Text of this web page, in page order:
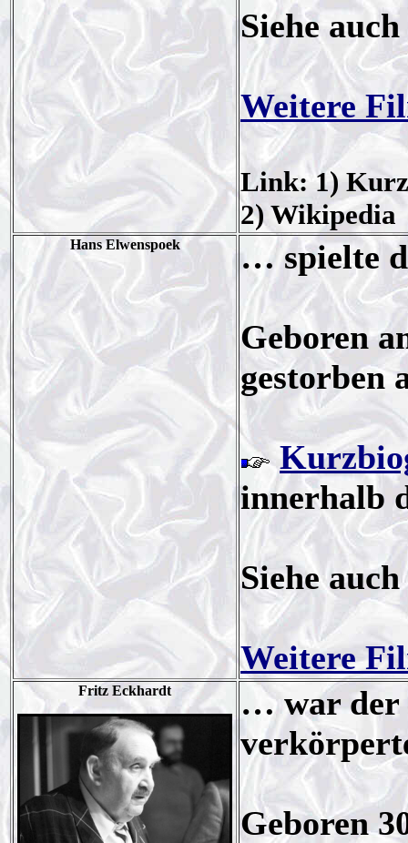
Siehe auch
Weitere
Link: 1)
2) Wikipedia
Hans Elwenspoek … spielte
Geboren
gestorben
innerhalb
Siehe auch
Weitere
Fritz Eckhardt
… war der
Geboren